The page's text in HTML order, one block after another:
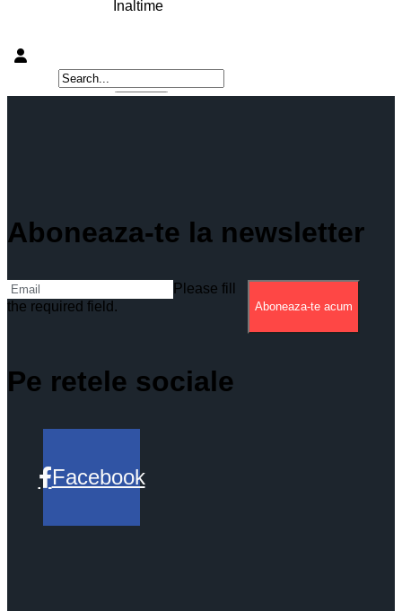
Aboneaza-te la newsletter
Please fill
the required field.
Aboneaza-te acum
Pe retele sociale
Facebook